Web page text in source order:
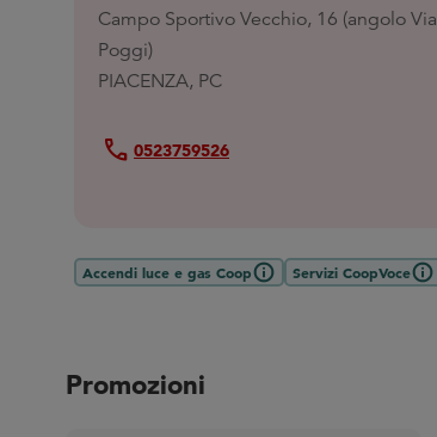
Campo Sportivo Vecchio, 16 (angolo Via
Poggi)
PIACENZA, PC
Call 0523759526
Accendi luce e gas Coop Servizi CoopVoce
Promozioni